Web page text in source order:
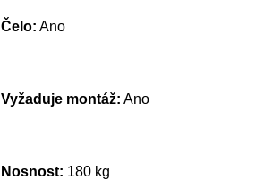
Čelo: Ano
Vyžaduje montáž: Ano
Nosnost: 180 kg